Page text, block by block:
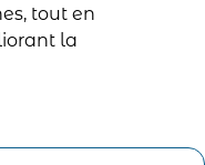
tout en
la